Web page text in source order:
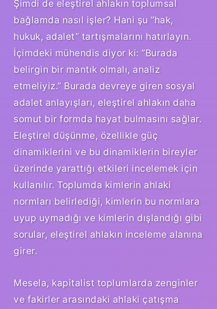
Şimdi de eleştirel ahlakın toplumsal
bağlamda nasıl işler? Hani şu “hak,
hukuk, adalet” tartışmalarını hatırlayın.
İçimdeki mühendis diyor ki: “Burada
belirgin bir mantık olmalı, analiz
etmeliyiz.” Burada devreye giren sosyal
adalet anlayışları, eleştirel ahlakın daha
somut bir formda hayat bulmasını sağlar.
Eleştirel düşünme, özellikle güç
dinamiklerini ve bu dinamiklerin bireyler
üzerinde yarattığı etkileri incelemek için
kullanılır. Toplumda kimlerin ahlaki
normları belirlediği, kimlerin bu normlara
uyup uymadığı ve kimlerin dışlandığı gibi
sorular, eleştirel ahlakın inceleme alanına
girer.
Mesela, kapitalist toplumlarda zenginler
ve fakirler arasındaki ahlaki çatışma